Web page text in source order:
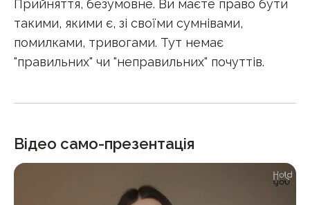
Прийняття, безумовне. Ви маєте право бути
такими, якими є, зі своїми сумнівами,
помилками, тривогами. Тут немає
"правильних" чи "неправильних" почуттів.
Відео само-презентація